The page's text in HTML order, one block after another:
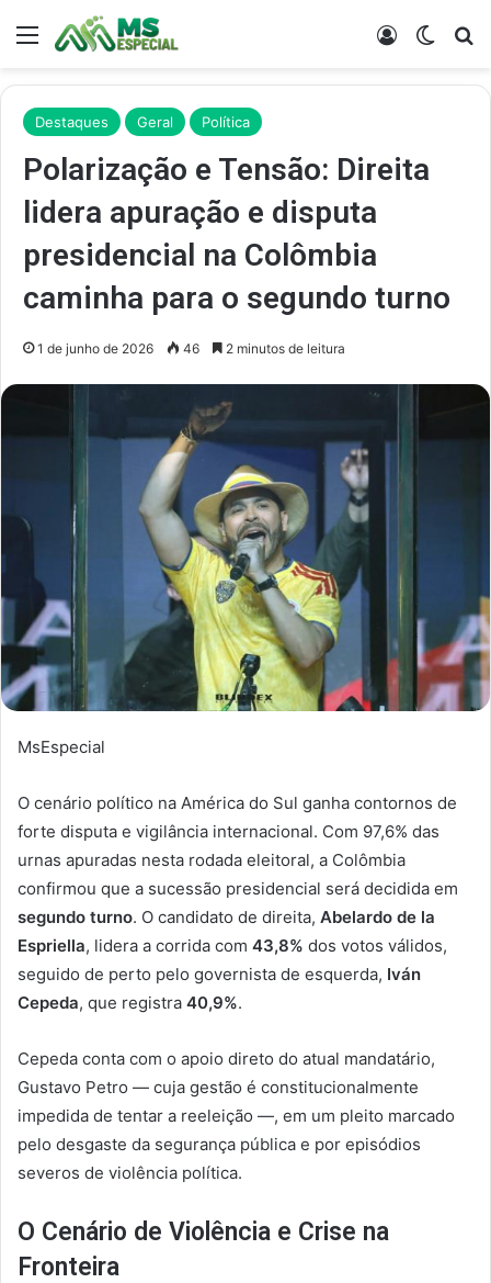
Menu Entrar
Destaques Geral Política
Polarização e Tensão: Direita
lidera apuração e disputa
presidencial na Colômbia
caminha para o segundo turno
1 de junho de 2026 46 2 minutos de leitura
MsEspecial
O cenário político na América do Sul ganha contornos de
forte disputa e vigilância internacional. Com 97,6% das
urnas apuradas nesta rodada eleitoral, a Colômbia
confirmou que a sucessão presidencial será decidida em
segundo turno. O candidato de direita, Abelardo de la
Espriella, lidera a corrida com 43,8% dos votos válidos,
seguido de perto pelo governista de esquerda, Iván
Cepeda, que registra 40,9%.
Cepeda conta com o apoio direto do atual mandatário,
Gustavo Petro — cuja gestão é constitucionalmente
impedida de tentar a reeleição —, em um pleito marcado
pelo desgaste da segurança pública e por episódios
severos de violência política.
O Cenário de Violência e Crise na
Fronteira